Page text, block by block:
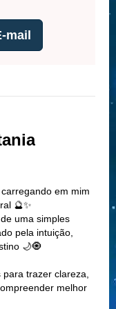
mail
em mim
🔮✨
uma simples
pela intuição,
🌙🧿
trazer clareza,
melhor